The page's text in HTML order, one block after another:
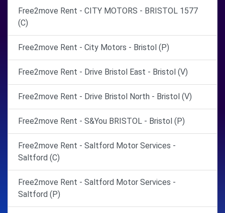
Free2move Rent - CITY MOTORS - BRISTOL 1577
(C)
Free2move Rent - City Motors - Bristol (P)
Free2move Rent - Drive Bristol East - Bristol (V)
Free2move Rent - Drive Bristol North - Bristol (V)
Free2move Rent - S&You BRISTOL - Bristol (P)
Free2move Rent - Saltford Motor Services -
Saltford (C)
Free2move Rent - Saltford Motor Services -
Saltford (P)